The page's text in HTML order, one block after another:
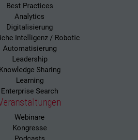
Best Practices
Analytics
Digitalisierung
Intelligenz / Robotic
Automatisierung
Leadership
Knowledge Sharing
Learning
Enterprise Search
Webinare
Kongresse